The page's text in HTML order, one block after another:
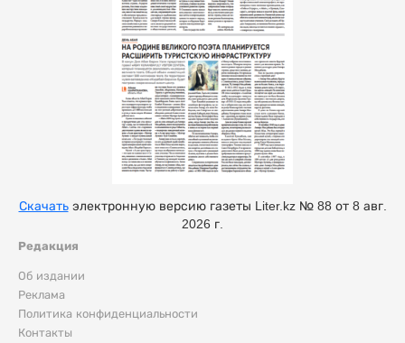
Редакция
Об издании
Реклама
Политика конфиденциальности
Контакты
Скачатьэлектронную версию газеты Liter.kz № 88 от 8 авг.
2026 г.